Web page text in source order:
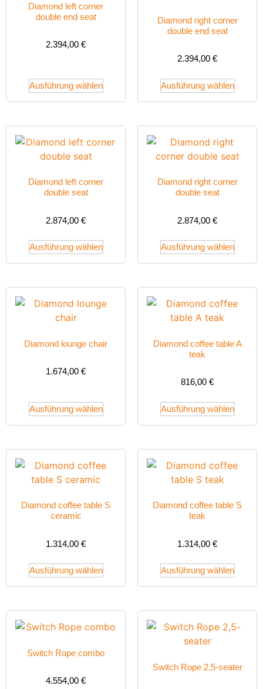
Diamond left corner
double end seat
2.394,00 €
Ausführung wählen
Diamond right corner
double end seat
2.394,00 €
Ausführung wählen
Diamond left corner
double seat
2.874,00 €
Ausführung wählen
Diamond right corner
double seat
2.874,00 €
Ausführung wählen
Diamond lounge chair
1.674,00 €
Ausführung wählen
Diamond coffee table A
teak
816,00 €
Ausführung wählen
Diamond coffee table S
ceramic
1.314,00 €
Ausführung wählen
Diamond coffee table S
teak
1.314,00 €
Ausführung wählen
Switch Rope combo
4.554,00 €
Switch Rope 2,5-seater